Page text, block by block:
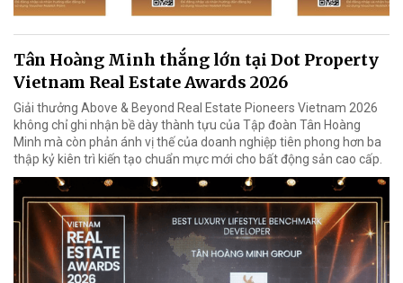
Tân Hoàng Minh thắng lớn tại Dot Property
Vietnam Real Estate Awards 2026
Giải thưởng Above & Beyond Real Estate Pioneers Vietnam 2026
không chỉ ghi nhận bề dày thành tựu của Tập đoàn Tân Hoàng
Minh mà còn phản ánh vị thế của doanh nghiệp tiên phong hơn ba
thập kỷ kiên trì kiến tạo chuẩn mực mới cho bất động sản cao cấp.